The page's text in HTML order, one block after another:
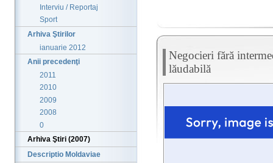
Interviu / Reportaj
Sport
Arhiva Ştirilor
ianuarie 2012
Anii precedenţi
2011
2010
2009
2008
0
Arhiva Ştiri (2007)
Descriptio Moldaviae
Negocieri fără
lăudabilă